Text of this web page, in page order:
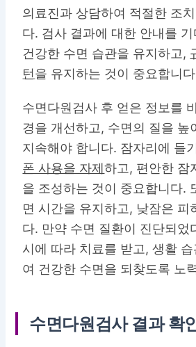
의료진과 상담하여 적절한 조
다. 검사 결과에 대한 안내를
건강한 수면 습관을 유지하고,
턴을 유지하는 것이 중요합니
수면다원검사 후 얻은 정보를
경을 개선하고, 수면의 질을 높
지속해야 합니다. 잠자리에 들
폰 사용을 자제하고, 편안한 잠
을 조성하는 것이 중요합니다.
면 시간을 유지하고, 낮잠은 피
다. 만약 수면 질환이 진단되었
시에 따라 치료를 받고, 생활
여 건강한 수면을 되찾도록 노
수면다원검사 결과 확